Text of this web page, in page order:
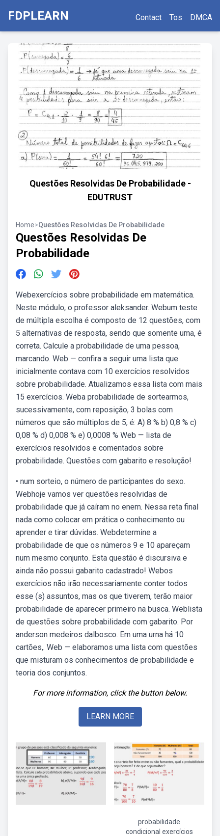
FDPLEARN Contact Tos DMCA
Questões Resolvidas De Probabilidade -
EDUTRUST
Home>Questões Resolvidas De Probabilidade
Questões Resolvidas De
Probabilidade
Webexercícios sobre probabilidade em matemática.
Neste módulo, o professor aleksander. Webum teste
de múltipla escolha é composto de 12 questões, com
5 alternativas de resposta, sendo que somente uma, é
correta. Calcule a probabilidade de uma pessoa,
marcando. Web — confira a seguir uma lista que
inicialmente contava com 10 exercícios resolvidos
sobre probabilidade. Atualizamos essa lista com mais
15 exercícios. Weba probabilidade de sortearmos,
sucessivamente, com reposição, 3 bolas com
números que são múltiplos de 5, é: A) 8 % b) 0,8 % c)
0,08 % d) 0,008 % e) 0,0008 % Web — lista de
exercícios resolvidos e comentados sobre
probabilidade. Questões com gabarito e resolução!
• num sorteio, o número de participantes do sexo.
Webhoje vamos ver questões resolvidas de
probabilidade que já caíram no enem. Nessa reta final
nada como colocar em prática o conhecimento ou
aprender e tirar dúvidas. Webdetermine a
probabilidade de que os números 9 e 10 apareçam
num mesmo conjunto. Esta questão é discursiva e
ainda não possui gabarito cadastrado! Webos
exercícios não irão necessariamente conter todos
esse (s) assuntos, mas os que tiverem, terão maior
probabilidade de aparecer primeiro na busca. Weblista
de questões sobre probabilidade com gabarito. Por
anderson medeiros dalbosco. Em uma urna há 10
cartões,. Web — elaboramos uma lista com questões
que misturam os conhecimentos de probabilidade e
teoria dos conjuntos.
For more information, click the button below.
LEARN MORE
probabilidade
condicional exercícios